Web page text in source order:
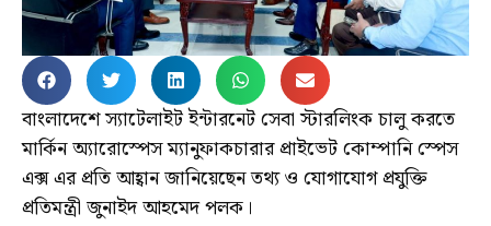
বাংলাদেশে স্যাটেলাইট ইন্টারনেট সেবা স্টারলিংক চালু করতে
মার্কিন অ্যারোস্পেস ম্যানুফাকচারার প্রাইভেট কোম্পানি স্পেস
এক্স এর প্রতি আহ্বান জানিয়েছেন তথ্য ও যোগাযোগ প্রযুক্তি
প্রতিমন্ত্রী জুনাইদ আহমেদ পলক।